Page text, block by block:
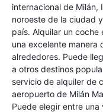
internacional de Milán,
noroeste de la ciudad
país. Alquilar un coche
una excelente manera
alrededores. Puede
a otros destinos
servicio de alquiler de
aeropuerto de Milán
Puede elegir entre